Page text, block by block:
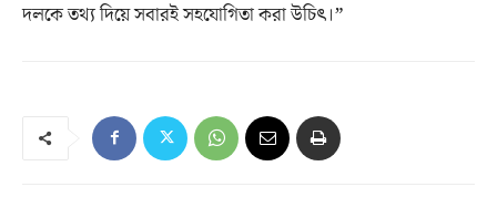
দলকে তথ্য দিয়ে সবারই সহযোগিতা করা উচিৎ।”